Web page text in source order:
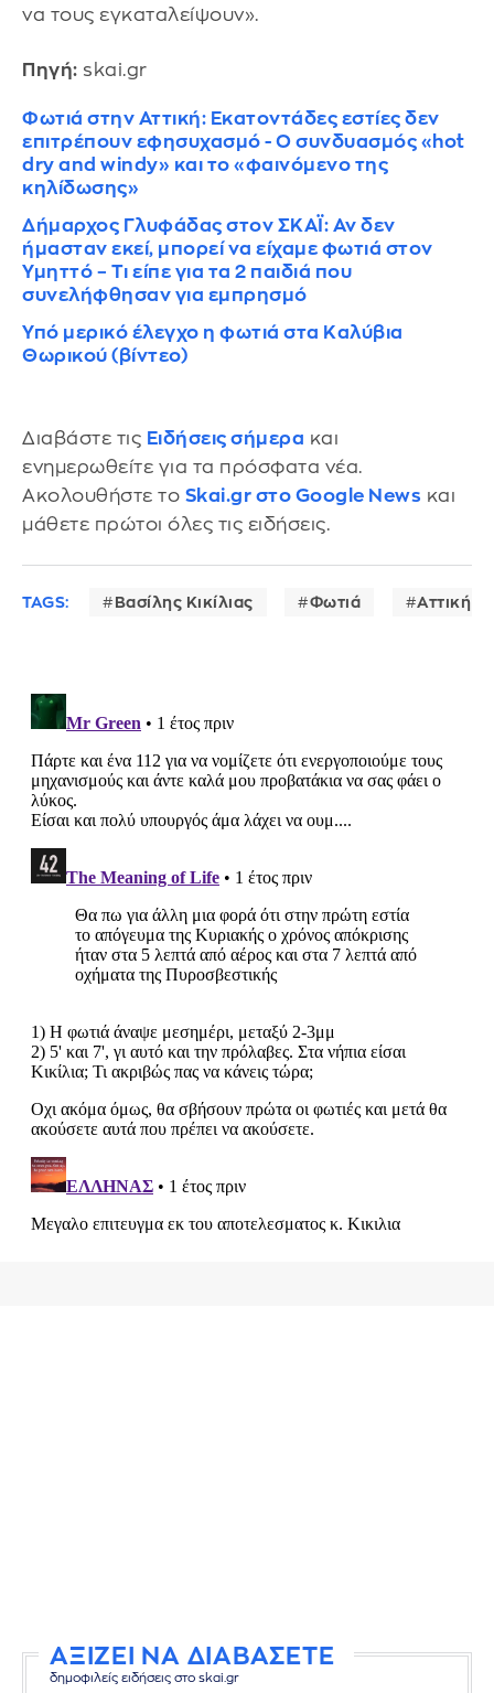
να τους εγκαταλείψουν».
Πηγή: skai.gr
Φωτιά στην Αττική: Εκατοντάδες εστίες δεν
επιτρέπουν εφησυχασμό - Ο συνδυασμός «hot
dry and windy» και το «φαινόμενο της
κηλίδωσης»
Δήμαρχος Γλυφάδας στον ΣΚΑΪ: Αν δεν
ήμασταν εκεί, μπορεί να είχαμε φωτιά στον
Υμηττό – Τι είπε για τα 2 παιδιά που
συνελήφθησαν για εμπρησμό
Υπό μερικό έλεγχο η φωτιά στα Καλύβια
Θωρικού (βίντεο)
Διαβάστε τις Ειδήσεις σήμερα και
ενημερωθείτε για τα πρόσφατα νέα.
Ακολουθήστε το Skai.gr στο Google News και
μάθετε πρώτοι όλες τις ειδήσεις.
TAGS: Βασίλης Κικίλιας Φωτιά Αττική
ΑΞΙΖΕΙ ΝΑ ΔΙΑΒΑΣΕΤΕ
δημοφιλείς ειδήσεις στο skai.gr